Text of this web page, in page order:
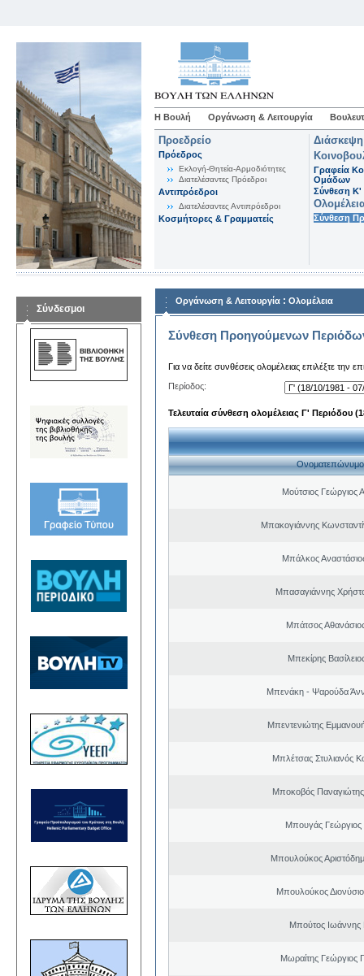
Η Βουλή Οργάνωση & Λειτουργία
Προεδρείο
Πρόεδρος
Εκλογή-Θητεία-Αρμοδιότητες
Διατελέσαντες Πρόεδροι
Αντιπρόεδροι
Διατελέσαντες Αντιπρόεδροι
Κοσμήτορες & Γραμματείς
Γραφεία
Ομάδων
Σύνθεση K'
Σύνθεση
Σύνδεσμοι
Οργάνωση & Λειτουργία : Ολομέλεια
Σύνθεση Προηγούμενων
Για να δείτε συνθέσεις ολομέλειας επιλέξτε την
Περίοδος:
Τελευταία σύνθεση ολομέλειας Γ' Περιόδου
Ονοματεπώνυμο
Μούτσιος Γεώργιος
Μπακογιάννης
Μπάλκος
Μπασαγιάννης
Μπάτσος
Μπεκίρης
Μπενάκη - Ψαρούδα
Μπεντενιώτης
Μπλέτσας Στυλιανός
Μποκοβός
Μπουγάς Γεώργιος
Μπουλούκος
Μπουλούκος
Μπούτος Ιωάννης
Μωραίτης Γεώργιος